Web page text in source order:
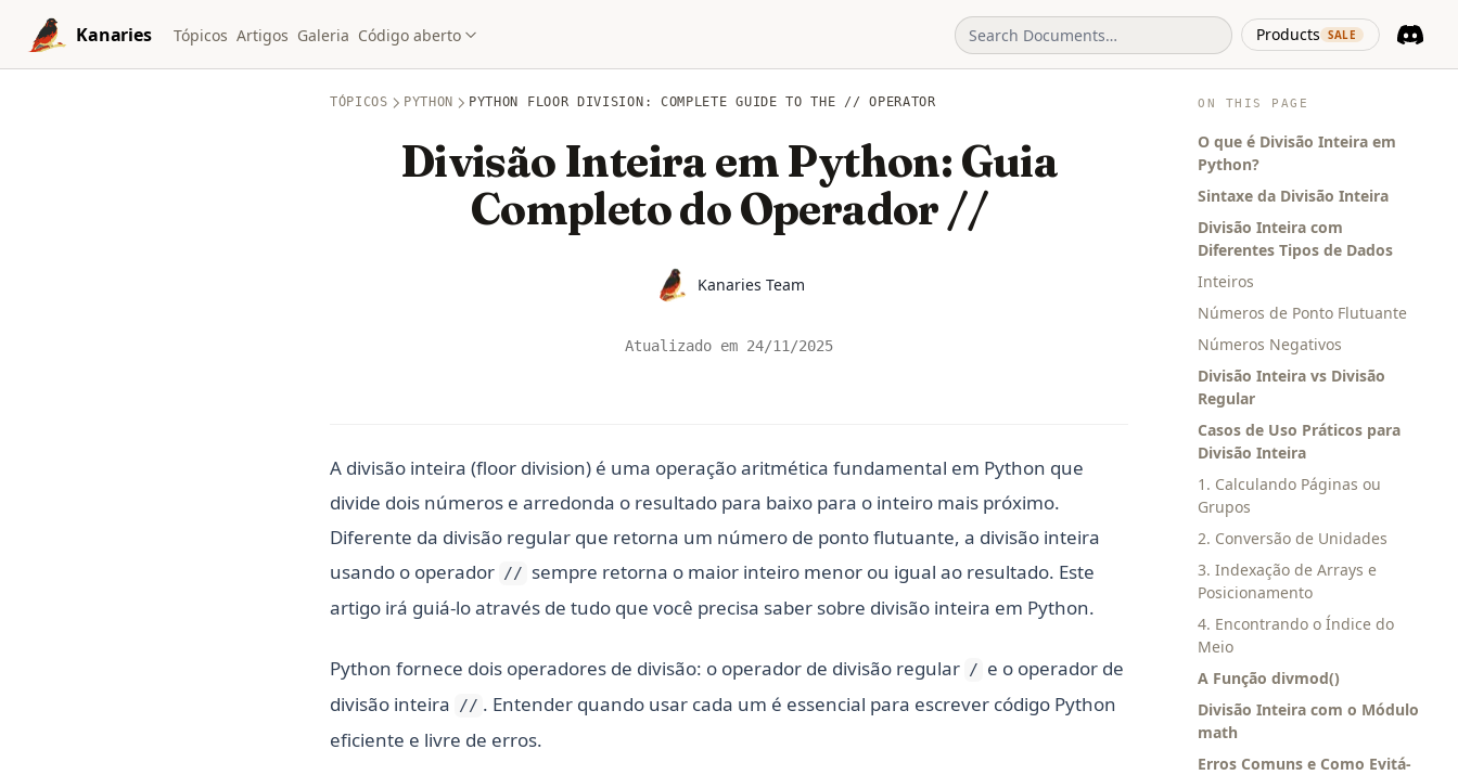
Skip to content
Kanaries
Tópicos Artigos Galeria Código aberto Products SALE
(opens in
ON THIS PAGE
O que é Divisão Inteira em
Python?
Sintaxe da Divisão Inteira
Divisão Inteira com
Diferentes Tipos de Dados
Inteiros
Números de Ponto Flutuante
Números Negativos
Divisão Inteira vs Divisão
Regular
Casos de Uso Práticos para
Divisão Inteira
1. Calculando Páginas ou
Grupos
2. Conversão de Unidades
3. Indexação de Arrays e
Posicionamento
4. Encontrando o Índice do
Meio
A Função divmod()
Divisão Inteira com o Módulo
math
Erros Comuns e Como Evitá-
TÓPICOS PYTHON PYTHON FLOOR DIVISION: COMPLETE GUIDE TO THE // OPERATOR
Divisão Inteira em Python: Guia
Completo do Operador //
Name
Kanaries Team
Atualizado em 24/11/2025
A divisão inteira (floor division) é uma operação aritmética fundamental em Python que
divide dois números e arredonda o resultado para baixo para o inteiro mais próximo.
Diferente da divisão regular que retorna um número de ponto flutuante, a divisão inteira
usando o operador // sempre retorna o maior inteiro menor ou igual ao resultado. Este
artigo irá guiá-lo através de tudo que você precisa saber sobre divisão inteira em Python.
Python fornece dois operadores de divisão: o operador de divisão regular / e o operador de
divisão inteira // . Entender quando usar cada um é essencial para escrever código Python
eficiente e livre de erros.